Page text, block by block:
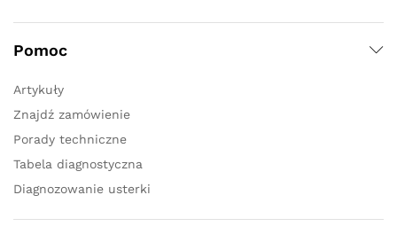
Pomoc
Artykuły
Znajdź zamówienie
Porady techniczne
Tabela diagnostyczna
Diagnozowanie usterki